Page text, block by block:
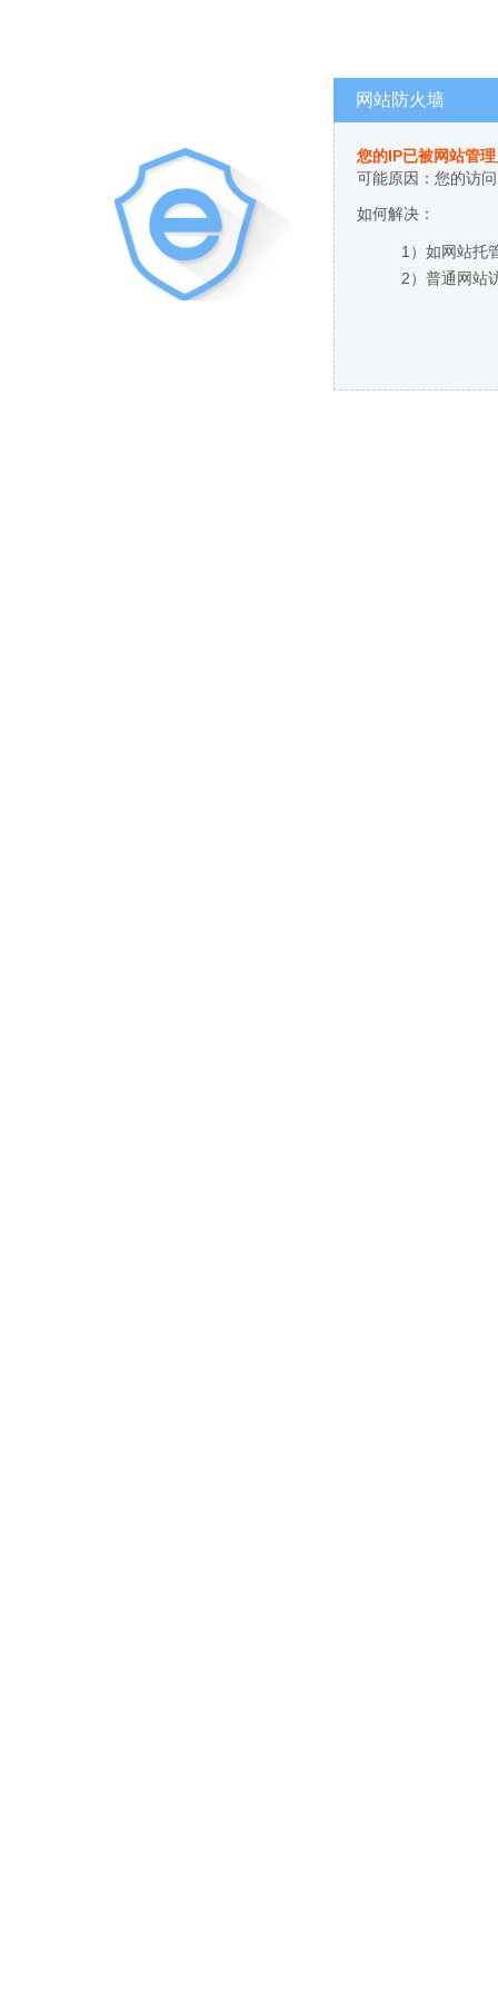
网站防火墙
您的IP已被网站管
可能原因：您的访
如何解决：
1）如网站托
2）普通网站